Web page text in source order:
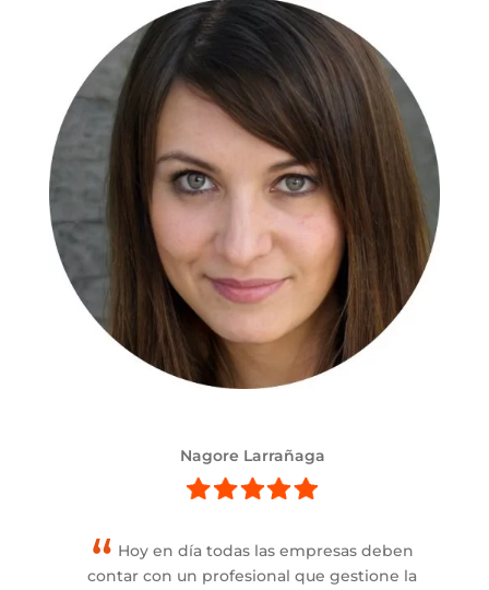
Nagore Larrañaga
Hoy en día todas las empresas deben
contar con un profesional que gestione la